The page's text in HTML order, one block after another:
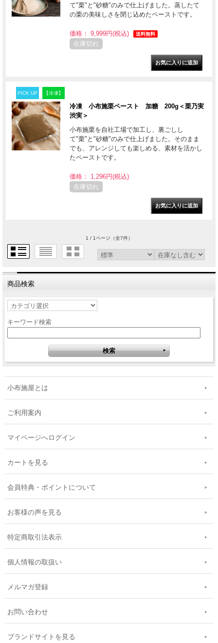
て"栗"と"砂糖"のみで仕上げました。蒸したて
の栗の美味しさを閉じ込めたペーストです。
価格： 9,999円(税込) 送料無料
在庫切れ
PICK UP 【冷凍】
冷凍 小布施栗ペースト 加糖 200g＜栗乃実
渋実＞
小布施栗を自社工場で加工し、裏ごしし
て"栗"と"砂糖"のみで仕上げました。そのまま
でも、アレンジしても楽しめる、素材を活かし
たペーストです。
価格： 1,296円(税込)
在庫切れ
1 / 1ページ （全7件）
商品検索
キーワード検索
小布施屋とは
ご利用案内
マイページへログイン
カートを見る
会員特典・ポイントについて
お客様の声を見る
特定商取引法表示
個人情報の取扱い
メルマガ登録
お問い合わせ
ブランドサイトを見る